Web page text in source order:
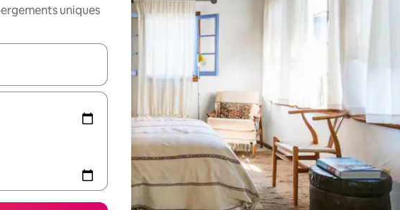
uniques
utilisez les flèches vers le haut et vers le bas pour les parcourir ou en appuyant et en